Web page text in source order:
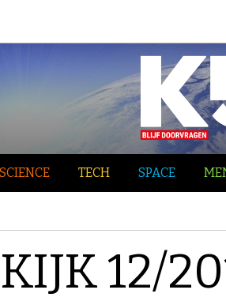
SCIENCE TECH SPACE
12/